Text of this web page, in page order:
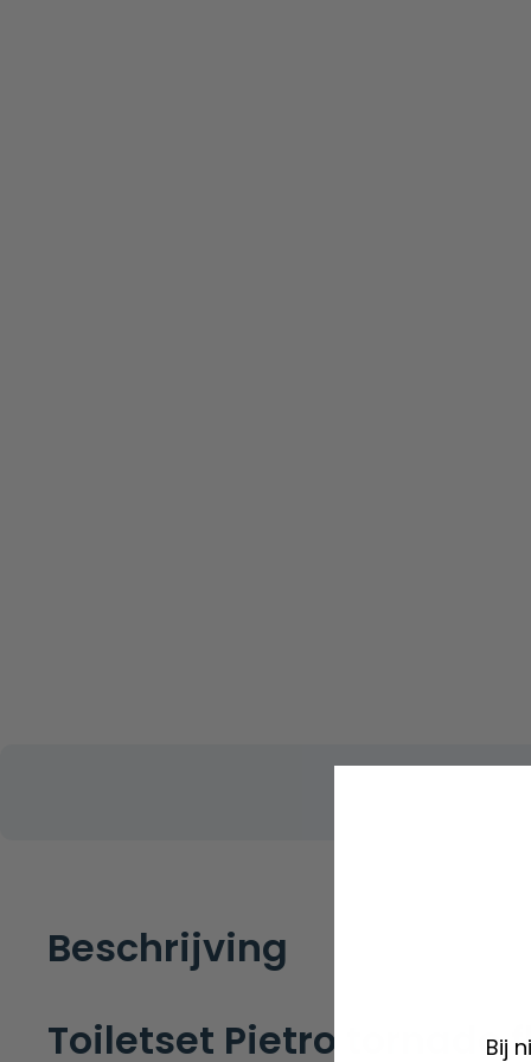
Beschrijving
Toiletset Pietro tornado
Bij